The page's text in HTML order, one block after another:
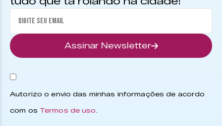
Assinar Newsletter
Autorizo o envio das minhas informações de acordo
com os Termos de uso.